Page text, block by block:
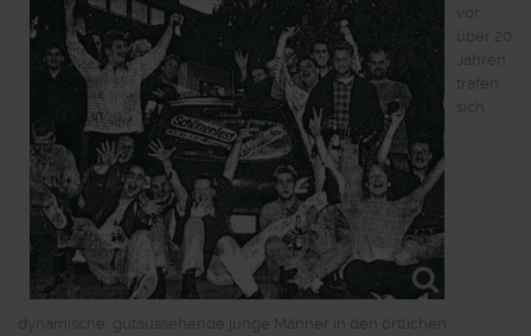
vor
über 20
Jahren
trafen
sich
dynamische, gutaussehende junge Männer in den örtlichen